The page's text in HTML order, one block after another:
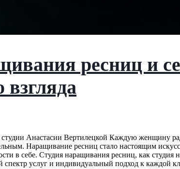
ресниц и
взгляда
Анастасии Вертилецкой Каждую женщину
Наращивание ресниц стало настоящим
в себе. Студия наращивания ресниц, как студия
спектр услуг и индивидуальный подход к каждой